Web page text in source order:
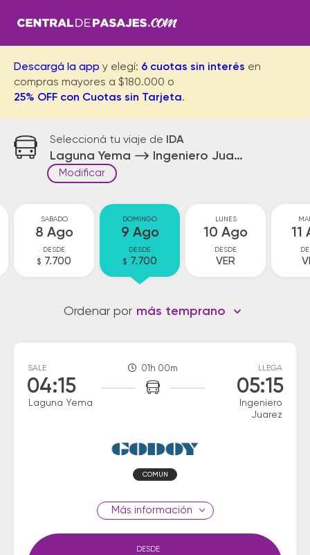
Descargá la app y elegí: 6 cuotas sin interés en
compras mayores a $180.000 o
25% OFF con Cuotas sin Tarjeta.
Seleccioná tu viaje de IDA
Laguna Yema Ingeniero Juarez
Modificar
SABADO
8 Ago
DESDE
$ 7.700
DOMINGO
9 Ago
DESDE
$ 7.700
LUNES
10 Ago
DESDE
VER
11
Ordenar por más temprano
SALE
04:15
Laguna Yema
01h 00m LLEGA
05:15
Ingeniero
Juarez
COMUN
información
DESDE